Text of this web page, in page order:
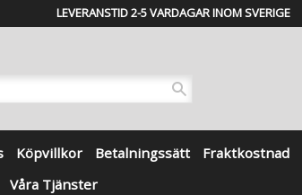
LEVERANSTID 2-5 VARDAGAR INOM SVERIGE
Köpvillkor Betalningssätt Fraktkostnad
Våra Tjänster